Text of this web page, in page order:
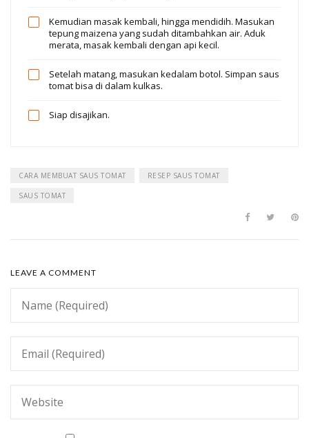
Kemudian masak kembali, hingga mendidih. Masukan
tepung maizena yang sudah ditambahkan air. Aduk
merata, masak kembali dengan api kecil.
Setelah matang, masukan kedalam botol. Simpan saus
tomat bisa di dalam kulkas.
Siap disajikan.
CARA MEMBUAT SAUS TOMAT RESEP SAUS TOMAT
SAUS TOMAT
LEAVE A COMMENT